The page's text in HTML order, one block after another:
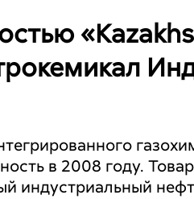
в 2008 году.
индустриальный